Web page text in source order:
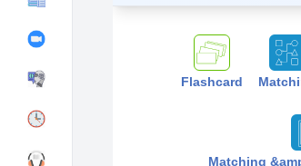
Flashcard
Matching